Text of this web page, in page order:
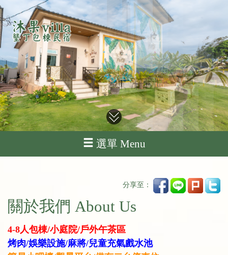
選單 Menu
分享至：
關於我們 About Us
4-8人包棟/小庭院/戶外午茶區
烤肉/娛樂設施/麻將/兒童充氣戲水池